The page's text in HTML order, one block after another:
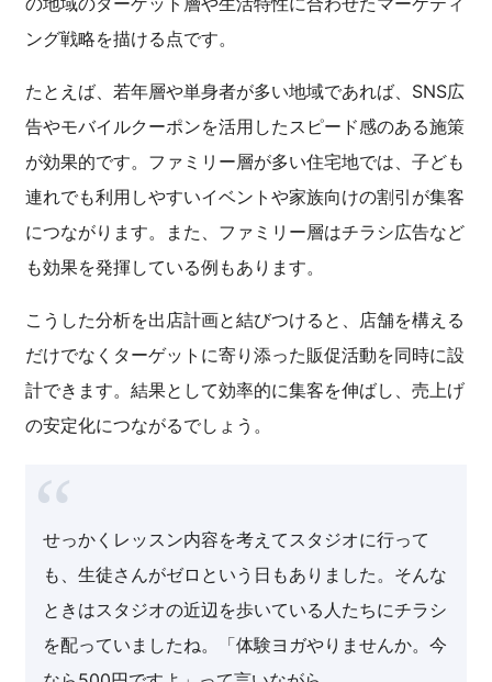
ング戦略を描ける点です。
たとえば、若年層や単身者が多い地域であれば、SNS広
告やモバイルクーポンを活用したスピード感のある施策
が効果的です。ファミリー層が多い住宅地では、子ども
連れでも利用しやすいイベントや家族向けの割引が集客
につながります。また、ファミリー層はチラシ広告など
も効果を発揮している例もあります。
こうした分析を出店計画と結びつけると、店舗を構える
だけでなくターゲットに寄り添った販促活動を同時に設
計できます。結果として効率的に集客を伸ばし、売上げ
の安定化につながるでしょう。
せっかくレッスン内容を考えてスタジオに行って
も、生徒さんがゼロという日もありました。そんな
ときはスタジオの近辺を歩いている人たちにチラシ
を配っていましたね。「体験ヨガやりませんか。今